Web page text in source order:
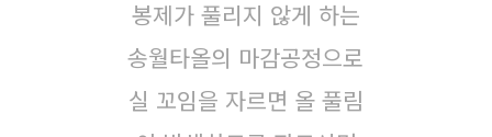
봉제가 풀리지 않게 하는
송월타올의 마감공정으로
실 꼬임을 자르면 올 풀림